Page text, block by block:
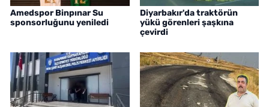
Amedspor Binpınar Su
sponsorluğunu yeniledi
Diyarbakır'da traktörün
yükü görenleri şaşkına
çevirdi